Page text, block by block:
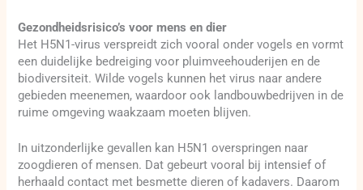
Gezondheidsrisico’s voor mens en dier
Het H5N1-virus verspreidt zich vooral onder vogels en vormt
een duidelijke bedreiging voor pluimveehouderijen en de
biodiversiteit. Wilde vogels kunnen het virus naar andere
gebieden meenemen, waardoor ook landbouwbedrijven in de
ruime omgeving waakzaam moeten blijven.
In uitzonderlijke gevallen kan H5N1 overspringen naar
zoogdieren of mensen. Dat gebeurt vooral bij intensief of
herhaald contact met besmette dieren of kadavers. Daarom